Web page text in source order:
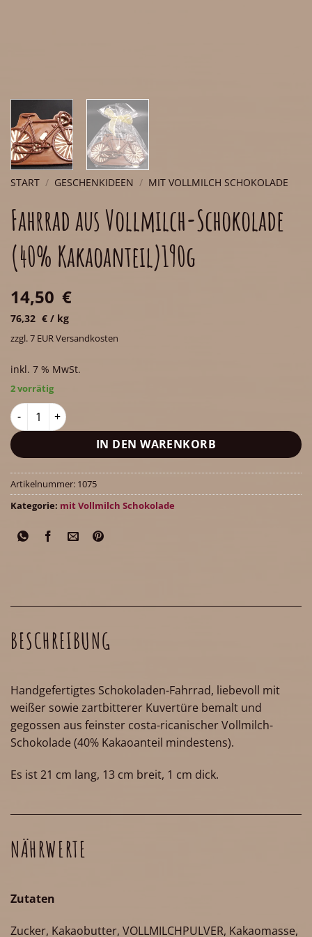
START / GESCHENKIDEEN / MIT VOLLMILCH SCHOKOLADE
Fahrrad aus Vollmilch-Schokolade
(40% Kakaoanteil)190g
14,50 €
76,32 € / kg
zzgl. 7 EUR Versandkosten
inkl. 7 % MwSt.
2 vorrätig
Fahrrad aus Vollmilch-Schokolade (40% Kakaoanteil)190g
IN DEN WARENKORB
Artikelnummer: 1075
Kategorie: mit Vollmilch Schokolade
BESCHREIBUNG
Handgefertigtes Schokoladen-Fahrrad, liebevoll mit
weißer sowie zartbitterer Kuvertüre bemalt und
gegossen aus feinster costa-ricanischer Vollmilch-
Schokolade (40% Kakaoanteil mindestens).
Es ist 21 cm lang, 13 cm breit, 1 cm dick.
NÄHRWERTE
Zutaten
Zucker, Kakaobutter, VOLLMILCHPULVER, Kakaomasse,